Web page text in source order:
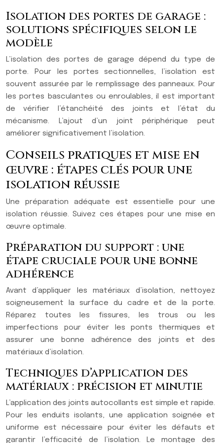
Isolation des portes de garage :
solutions spécifiques selon le
modèle
L’isolation des portes de garage dépend du type de
porte. Pour les portes sectionnelles, l’isolation est
souvent assurée par le remplissage des panneaux. Pour
les portes basculantes ou enroulables, il est important
de vérifier l’étanchéité des joints et l’état du
mécanisme. L’ajout d’un joint périphérique peut
améliorer significativement l’isolation.
Conseils pratiques et mise en
œuvre : étapes clés pour une
isolation réussie
Une préparation adéquate est essentielle pour une
isolation réussie. Suivez ces étapes pour une mise en
œuvre optimale.
Préparation du support : une
étape cruciale pour une bonne
adhérence
Avant d’appliquer les matériaux d’isolation, nettoyez
soigneusement la surface du cadre et de la porte.
Réparez toutes les fissures, les trous ou les
imperfections pour éviter les ponts thermiques et
assurer une bonne adhérence des joints et des
matériaux d’isolation.
Techniques d’application des
matériaux : précision et minutie
L’application des joints autocollants est simple et rapide.
Pour les enduits isolants, une application soignée et
uniforme est nécessaire pour éviter les défauts et
garantir l’efficacité de l’isolation. Le montage des